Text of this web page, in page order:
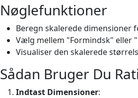
Nøglefunktioner
Beregn skalerede dimensioner
Vælg mellem "Formindsk" eller
Visualiser den skalerede
Sådan Bruger Du
Indtast Dimensioner: